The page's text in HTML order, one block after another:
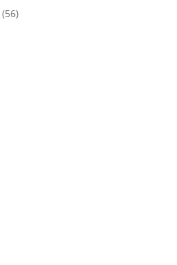
(56)